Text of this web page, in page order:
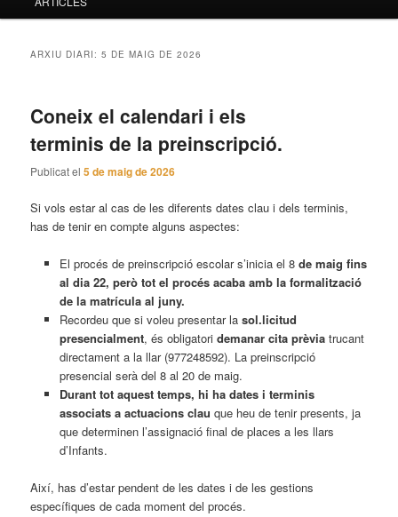
ARXIU DIARI:5 DE MAIG DE 2026
Coneix el calendari i els
terminis de la preinscripció.
Publicat el5 de maig de 2026
Si vols estar al cas de les diferents dates clau i dels terminis,
has de tenir en compte alguns aspectes:
El procés de preinscripció escolar s’inicia el 8de maig fins
al dia 22, però tot el procés acaba amb la formalització
de la matrícula al juny.
Recordeu que si voleu presentar lasol.licitud
presencialment, és obligatori demanar cita prèviatrucant
directament a la llar (977248592). La preinscripció
presencial serà del 8 al 20 de maig.
Durant tot aquest temps, hi ha dates i terminis
associats a actuacions clau que heu de tenir presents, ja
que determinen l’assignació final de places a les llars
d’Infants.
Així, has d’estar pendent de les dates i de les gestions
específiques de cada moment del procés.